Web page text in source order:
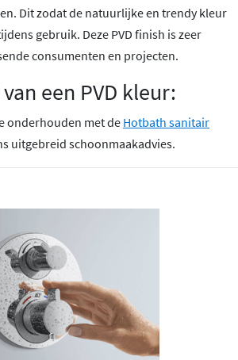
Dit zodat de natuurlijke en trendy kleur
gebruik. Deze PVD finish is zeer
consumenten en projecten.
een PVD kleur:
onderhouden met de Hotbath sanitair
uitgebreid schoonmaakadvies.